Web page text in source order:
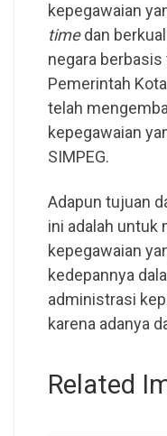
kepegawaian
timedan
negara
Pemerintah
telah
kepegawaian
SIMPEG.
Adapun tujuan
ini adalah untuk
kepegawaian
kedepannya
administrasi
karena adanya
Related